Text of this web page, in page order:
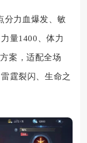
分力血爆发、敏
量1400、体力
案，适配全场
霆裂闪、生命之